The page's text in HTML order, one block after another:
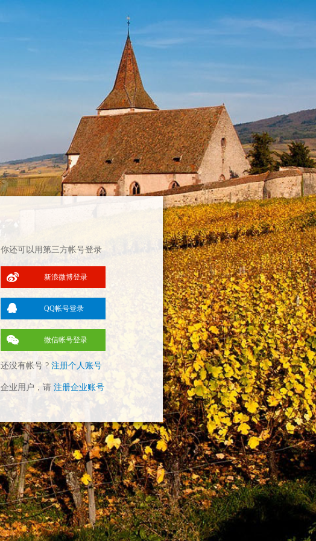
你还可以用第三方帐号登录
新浪微博登录
QQ帐号登录
微信帐号登录
还没有帐号 ? 注册个人账号
企业用户，请 注册企业账号